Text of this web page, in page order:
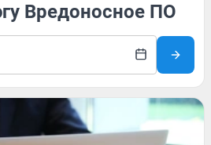
Вредоносное ПО